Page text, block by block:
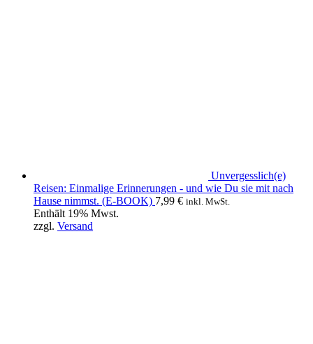
Unvergesslich(e)
Reisen: Einmalige Erinnerungen - und wie Du sie mit nach
Hause nimmst. (E-BOOK) 7,99 € inkl. MwSt.
Enthält 19% Mwst.
zzgl. Versand